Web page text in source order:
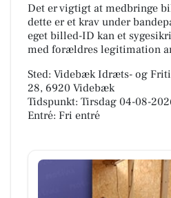
Det er vigtigt at medbringe
dette er et krav under
eget billed-ID kan et
med forældres legitimation
Sted: Videbæk Idræts- og
28, 6920 Videbæk
Tidspunkt: Tirsdag 04-08-
Entré: Fri entré